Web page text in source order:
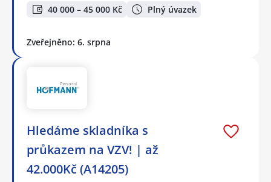
40 000 – 45 000 Kč Plný úvazek
Zveřejněno: 6. srpna
Hledáme skladníka s
průkazem na VZV! | až
42.000Kč (A14205)